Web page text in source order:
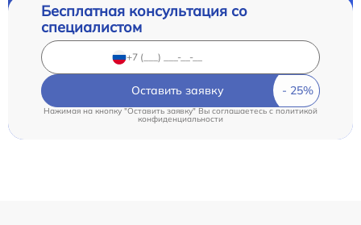
Бесплатная консультация со
специалистом
Оставить заявку
Нажимая на кнопку "Оставить заявку" Вы соглашаетесь cполитикой
конфиденциальности